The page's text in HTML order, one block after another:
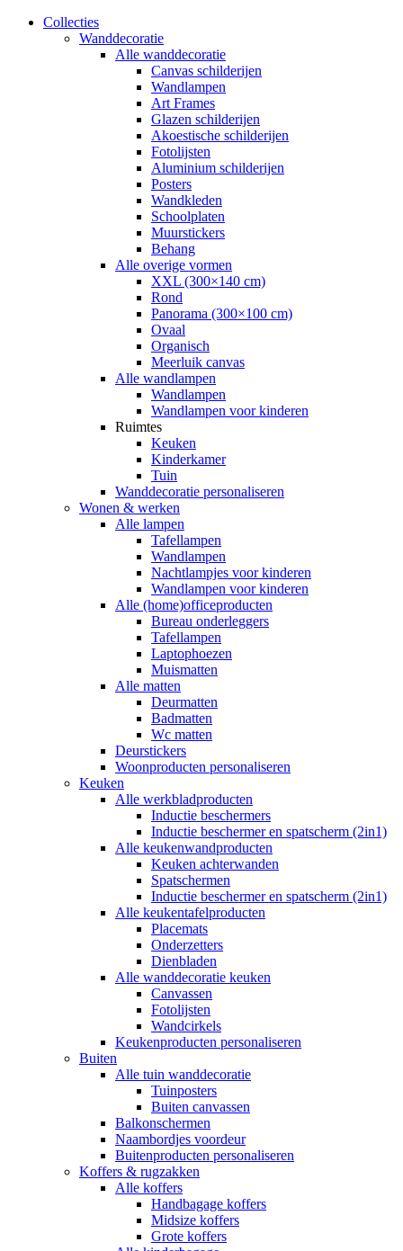
Collecties
Wanddecoratie
Alle wanddecoratie
Canvas schilderijen
Wandlampen
Art Frames
Glazen schilderijen
Akoestische schilderijen
Fotolijsten
Aluminium schilderijen
Posters
Wandkleden
Schoolplaten
Muurstickers
Behang
Alle overige vormen
XXL (300×140 cm)
Rond
Panorama (300×100 cm)
Ovaal
Organisch
Meerluik canvas
Alle wandlampen
Wandlampen
Wandlampen voor kinderen
Ruimtes
Keuken
Kinderkamer
Tuin
Wanddecoratie personaliseren
Wonen & werken
Alle lampen
Tafellampen
Wandlampen
Nachtlampjes voor kinderen
Wandlampen voor kinderen
Alle (home)officeproducten
Bureau onderleggers
Tafellampen
Laptophoezen
Muismatten
Alle matten
Deurmatten
Badmatten
Wc matten
Deurstickers
Woonproducten personaliseren
Keuken
Alle werkbladproducten
Inductie beschermers
Inductie beschermer en spatscherm (2in1)
Alle keukenwandproducten
Keuken achterwanden
Spatschermen
Inductie beschermer en spatscherm (2in1)
Alle keukentafelproducten
Placemats
Onderzetters
Dienbladen
Alle wanddecoratie keuken
Canvassen
Fotolijsten
Wandcirkels
Keukenproducten personaliseren
Buiten
Alle tuin wanddecoratie
Tuinposters
Buiten canvassen
Balkonschermen
Naambordjes voordeur
Buitenproducten personaliseren
Koffers & rugzakken
Alle koffers
Handbagage koffers
Midsize koffers
Grote koffers